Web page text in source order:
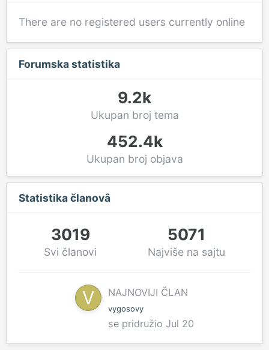
There are no registered users currently online
Forumska statistika
9.2k
Ukupan broj tema
452.4k
Ukupan broj objava
Statistika članovȃ
3019
Svi članovi
5071
Najviše na sajtu
NAJNOVIJI ČLAN
vygosovy
se pridružio Jul 20